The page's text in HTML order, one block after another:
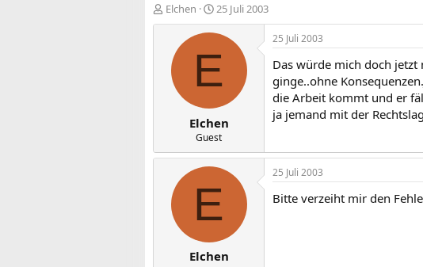
E
r
Elchen
E
r
s
e
l
t
a
m
25 Juli 2003
E
Elchen
Guest
25 Juli 2003
Das würde mich doch
ginge..ohne
die Arbeit kommt und er
ja jemand mit der
E
Elchen
25 Juli 2003
Bitte verzeiht mir den